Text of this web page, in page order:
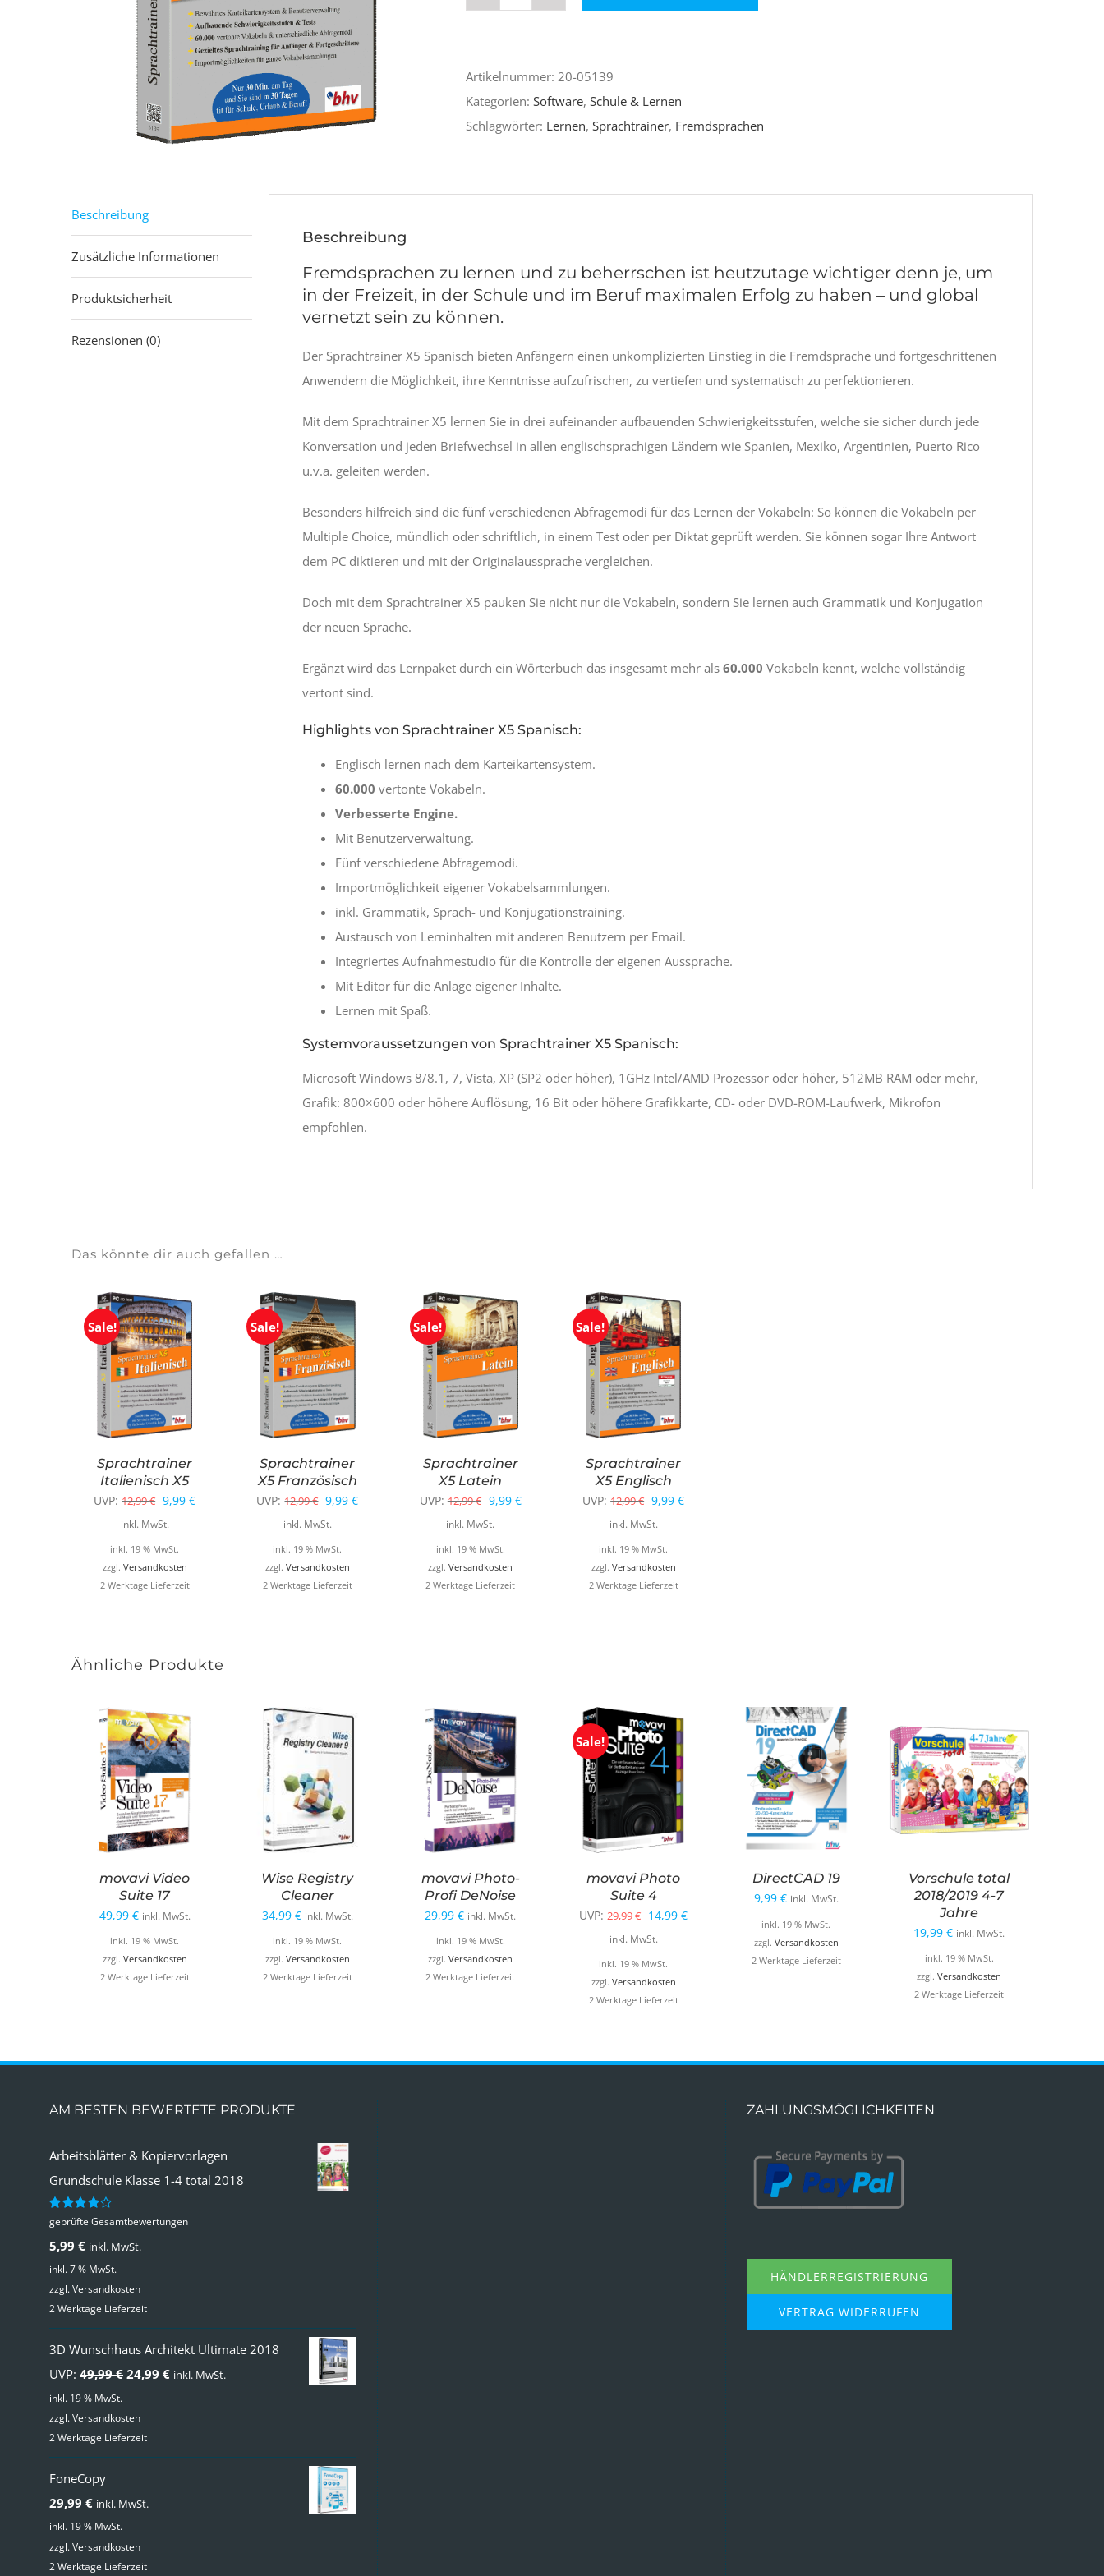
Menge
Artikelnummer: 20-05139
Kategorien: Software, Schule & Lernen
Schlagwörter: Lernen, Sprachtrainer, Fremdsprachen
Beschreibung
Zusätzliche Informationen
Produktsicherheit
Rezensionen (0)
Beschreibung
Fremdsprachen zu lernen und zu beherrschen ist heutzutage wichtiger denn je, um
in der Freizeit, in der Schule und im Beruf maximalen Erfolg zu haben – und global
vernetzt sein zu können.
Der Sprachtrainer X5 Spanisch bieten Anfängern einen unkomplizierten Einstieg in die Fremdsprache und fortgeschrittenen
Anwendern die Möglichkeit, ihre Kenntnisse aufzufrischen, zu vertiefen und systematisch zu perfektionieren.
Mit dem Sprachtrainer X5 lernen Sie in drei aufeinander aufbauenden Schwierigkeitsstufen, welche sie sicher durch jede
Konversation und jeden Briefwechsel in allen englischsprachigen Ländern wie Spanien, Mexiko, Argentinien, Puerto Rico
u.v.a. geleiten werden.
Besonders hilfreich sind die fünf verschiedenen Abfragemodi für das Lernen der Vokabeln: So können die Vokabeln per
Multiple Choice, mündlich oder schriftlich, in einem Test oder per Diktat geprüft werden. Sie können sogar Ihre Antwort
dem PC diktieren und mit der Originalaussprache vergleichen.
Doch mit dem Sprachtrainer X5 pauken Sie nicht nur die Vokabeln, sondern Sie lernen auch Grammatik und Konjugation
der neuen Sprache.
Ergänzt wird das Lernpaket durch ein Wörterbuch das insgesamt mehr als 60.000 Vokabeln kennt, welche vollständig
vertont sind.
Highlights von Sprachtrainer X5 Spanisch:
Englisch lernen nach dem Karteikartensystem.
60.000 vertonte Vokabeln.
Verbesserte Engine.
Mit Benutzerverwaltung.
Fünf verschiedene Abfragemodi.
Importmöglichkeit eigener Vokabelsammlungen.
inkl. Grammatik, Sprach- und Konjugationstraining.
Austausch von Lerninhalten mit anderen Benutzern per Email.
Integriertes Aufnahmestudio für die Kontrolle der eigenen Aussprache.
Mit Editor für die Anlage eigener Inhalte.
Lernen mit Spaß.
Systemvoraussetzungen von Sprachtrainer X5 Spanisch:
Microsoft Windows 8/8.1, 7, Vista, XP (SP2 oder höher), 1GHz Intel/AMD Prozessor oder höher, 512MB RAM oder mehr,
Grafik: 800×600 oder höhere Auflösung, 16 Bit oder höhere Grafikkarte, CD- oder DVD-ROM-Laufwerk, Mikrofon
empfohlen.
Das könnte dir auch gefallen …
Sale!
Sprachtrainer
Italienisch X5
UVP: 12,99€ Ursprünglicher
Preis
war:
12,99 €
9,99€Aktueller
inkl. MwSt.
inkl. 19 % MwSt.
zzgl. Versandkosten
2 Werktage Lieferzeit
Sale!
Sprachtrainer
X5 Französisch
UVP: 12,99€ Ursprünglicher
Preis
war:
12,99 €
9,99€Aktueller
inkl. MwSt.
inkl. 19 % MwSt.
zzgl. Versandkosten
2 Werktage Lieferzeit
Sale!
Sprachtrainer
X5 Latein
UVP: 12,99€ Ursprünglicher
Preis
war:
12,99 €
9,99 €Aktueller
inkl. MwSt.
inkl. 19 % MwSt.
zzgl.Versandkosten
2 Werktage Lieferzeit
Sale!
Sprachtrainer
X5 Englisch
UVP: 12,99€ Ursprünglicher
Preis
war:
12,99 €
9,99€Aktueller
inkl. MwSt.
inkl. 19 % MwSt.
zzgl. Versandkosten
2 Werktage Lieferzeit
Ähnliche Produkte
movavi Video
Suite 17
49,99 € inkl. MwSt.
inkl. 19 % MwSt.
zzgl. Versandkosten
2 Werktage Lieferzeit
Wise Registry
Cleaner
34,99 € inkl. MwSt.
inkl. 19 % MwSt.
zzgl. Versandkosten
2 Werktage Lieferzeit
movavi Photo-
Profi DeNoise
29,99€ inkl. MwSt.
inkl. 19 % MwSt.
zzgl.Versandkosten
2 Werktage Lieferzeit
Sale!
movavi Photo
Suite 4
UVP: 29,99€ Ursprünglicher
Preis
war:
29,99 €
14,99€Aktueller
inkl. MwSt.
inkl. 19 % MwSt.
zzgl. Versandkosten
2 Werktage Lieferzeit
DirectCAD 19
9,99 € inkl. MwSt.
inkl. 19 % MwSt.
zzgl. Versandkosten
2 Werktage Lieferzeit
Vorschule total
2018/2019 4-7
Jahre
19,99€ inkl. MwSt.
inkl. 19 % MwSt.
zzgl.Versandkosten
2 Werktage Lieferzeit
AM BESTEN BEWERTETE PRODUKTE
Arbeitsblätter & Kopiervorlagen
Grundschule Klasse 1-4 total 2018
Bewertet
von 5
geprüfte Gesamtbewertungen
5,99 € inkl. MwSt.
inkl. 7 % MwSt.
zzgl.Versandkosten
2 Werktage Lieferzeit
3D Wunschhaus Architekt Ultimate 2018
UVP: 49,99€ Ursprünglicher
war:
24,99 €Aktueller
inkl. MwSt.
inkl. 19 % MwSt.
zzgl.Versandkosten
2 Werktage Lieferzeit
FoneCopy
29,99 € inkl. MwSt.
inkl. 19 % MwSt.
zzgl.Versandkosten
2 Werktage Lieferzeit
ZAHLUNGSMÖGLICHKEITEN
HÄNDLERREGISTRIERUNG
VERTRAG WIDERRUFEN